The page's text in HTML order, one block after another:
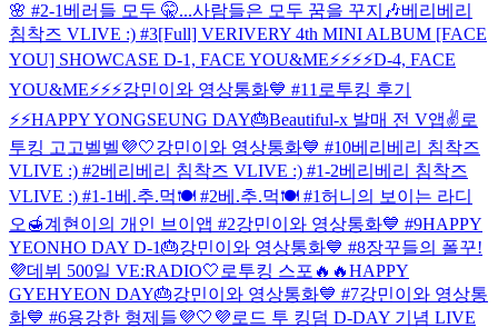
🌸 #2-1 베러들 모두 🤫...사람들은 모두 꿈을 꾸지🎶베리베리
침착즈 VLIVE :) #3[Full] VERIVERY 4th MINI ALBUM [FACE
YOU] SHOWCASE D-1, FACE YOU&ME⚡️⚡️⚡️⚡️D-4, FACE
YOU&ME⚡️⚡️⚡️강민이와 영상통화💙 #11 로투킹 후기
⚡️⚡️HAPPY YONGSEUNG DAY🎂Beautiful-x 발매 전 V앱✌️로
투킹 고고벨벨💜🤍강민이와 영상통화💙 #10베리베리 침착즈
VLIVE :) #2베리베리 침착즈 VLIVE :) #1-2베리베리 침착즈
VLIVE :) #1-1 베.추.먹🍽 #2베.추.먹🍽 #1허니의 보이는 라디
오🍯계현이의 개인 브이앱 #2강민이와 영상통화💙 #9HAPPY
YEONHO DAY D-1🎂강민이와 영상통화💙 #8장꾸들의 폴꾸!
💜데뷔 500일 VE:RADIO🤍 로투킹 스포🔥🔥HAPPY
GYEHYEON DAY🎂강민이와 영상통화💙 #7강민이와 영상통
화💙 #6용강한 형제들💜🤍 💜로드 투 킹덤 D-DAY 기념 LIVE